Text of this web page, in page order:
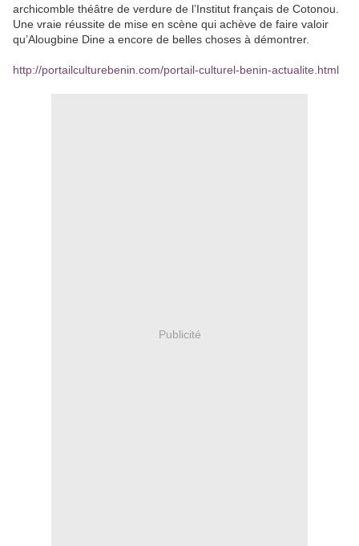
archicomble théâtre de verdure de l’Institut français de Cotonou.
Une vraie réussite de mise en scène qui achève de faire valoir
qu’Alougbine Dine a encore de belles choses à démontrer.
http://portailculturebenin.com/portail-culturel-benin-actualite.html
Publicité